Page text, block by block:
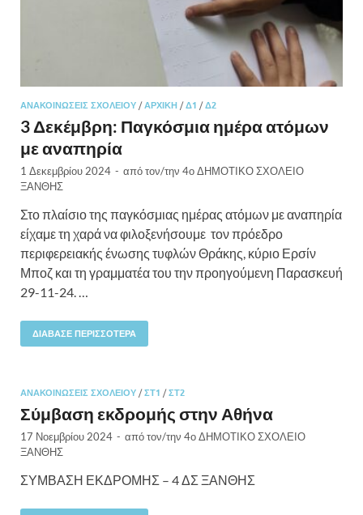
ΑΝΑΚΟΙΝΏΣΕΙΣ ΣΧΟΛΕΊΟΥ /ΑΡΧΙΚΉ /Δ1 /Δ2
3 Δεκέμβρη: Παγκόσμια ημέρα ατόμων
με αναπηρία
1 Δεκεμβρίου 2024 - από τον/την 4ο ΔΗΜΟΤΙΚΟ ΣΧΟΛΕΙΟ
ΞΑΝΘΗΣ
Στο πλαίσιο της παγκόσμιας ημέρας ατόμων με αναπηρία
είχαμε τη χαρά να φιλοξενήσουμε τον πρόεδρο
περιφερειακής ένωσης τυφλών Θράκης, κύριο Ερσίν
Μποζ και τη γραμματέα του την προηγούμενη Παρασκευή
29-11-24. …
ΔΙΆΒΑΣΕ ΠΕΡΙΣΣΌΤΕΡΑ
ΑΝΑΚΟΙΝΏΣΕΙΣ ΣΧΟΛΕΊΟΥ /ΣΤ1 /ΣΤ2
Σύμβαση εκδρομής στην Αθήνα
17 Νοεμβρίου 2024 - από τον/την 4ο ΔΗΜΟΤΙΚΟ ΣΧΟΛΕΙΟ
ΞΑΝΘΗΣ
ΣΥΜΒΑΣΗ ΕΚΔΡΟΜΗΣ – 4 ΔΣ ΞΑΝΘΗΣ